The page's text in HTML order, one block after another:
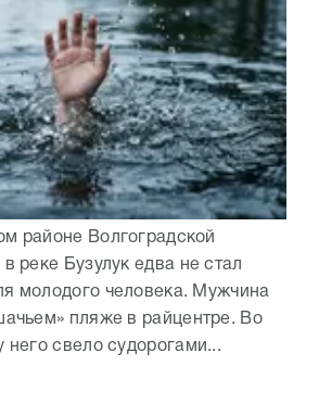
районе Волгоградской
реке Бузулук едва не стал
молодого человека. Мужчина
пляже в райцентре. Во
него свело судорогами...